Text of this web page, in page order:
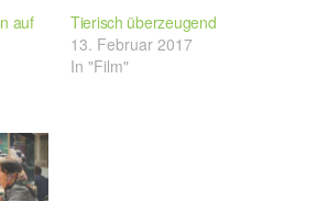
auf
Tierisch überzeugend
13. Februar 2017
In "Film"